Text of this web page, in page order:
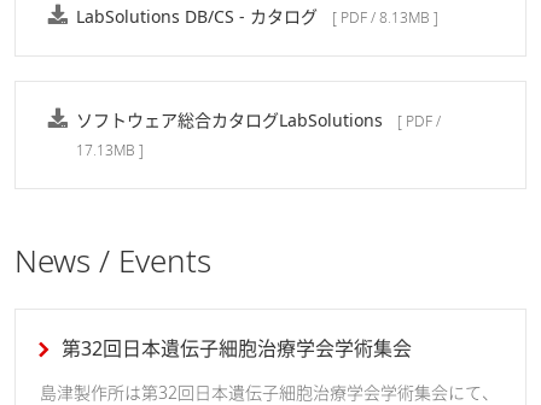
LabSolutions DB/CS - カタログ [ PDF / 8.13MB ]
ソフトウェア総合カタログLabSolutions
[ PDF /
17.13MB ]
News / Events
第32回日本遺伝子細胞治療学会学術集会
島津製作所は第32回日本遺伝子細胞治療学会学術集会にて、